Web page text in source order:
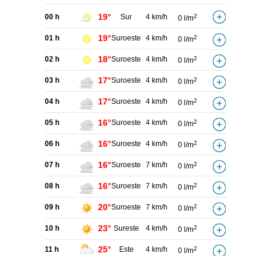
00 h 19° Sur 4 km/h 0 l/m2
01 h 19°Suroeste 4 km/h 0 l/m2
02 h 18°Suroeste 4 km/h 0 l/m2
03 h 17°Suroeste 4 km/h 0 l/m2
04 h 17°Suroeste 4 km/h 0 l/m2
05 h 16°Suroeste 4 km/h 0 l/m2
06 h 16°Suroeste 4 km/h 0 l/m2
07 h 16°Suroeste 7 km/h 0 l/m2
08 h 16°Suroeste 7 km/h 0 l/m2
09 h 20°Suroeste 7 km/h 0 l/m2
10 h 23° Sureste 4 km/h 0 l/m2
11 h 25° Este 4 km/h 0 l/m2